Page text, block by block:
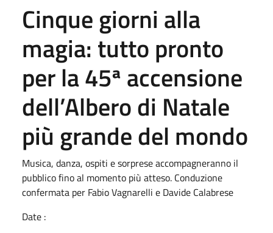
Cinque giorni alla
magia: tutto pronto
per la 45ª accensione
dell’Albero di Natale
più grande del mondo
Musica, danza, ospiti e sorprese accompagneranno il
pubblico fino al momento più atteso. Conduzione
confermata per Fabio Vagnarelli e Davide Calabrese
Date :